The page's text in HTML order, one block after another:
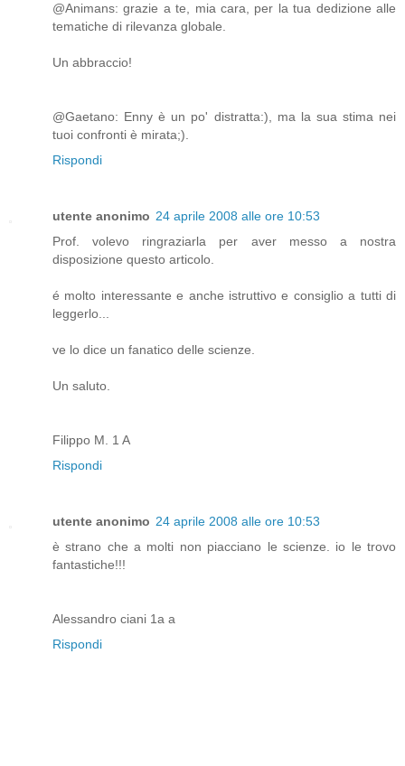
@Animans: grazie a te, mia cara, per la tua dedizione alle
tematiche di rilevanza globale.
Un abbraccio!
@Gaetano: Enny è un po' distratta:), ma la sua stima nei
tuoi confronti è mirata;).
Rispondi
utente anonimo 24 aprile 2008 alle ore 10:53
Prof. volevo ringraziarla per aver messo a nostra
disposizione questo articolo.
é molto interessante e anche istruttivo e consiglio a tutti di
leggerlo...
ve lo dice un fanatico delle scienze.
Un saluto.
Filippo M. 1 A
Rispondi
utente anonimo 24 aprile 2008 alle ore 10:53
è strano che a molti non piacciano le scienze. io le trovo
fantastiche!!!
Alessandro ciani 1a a
Rispondi